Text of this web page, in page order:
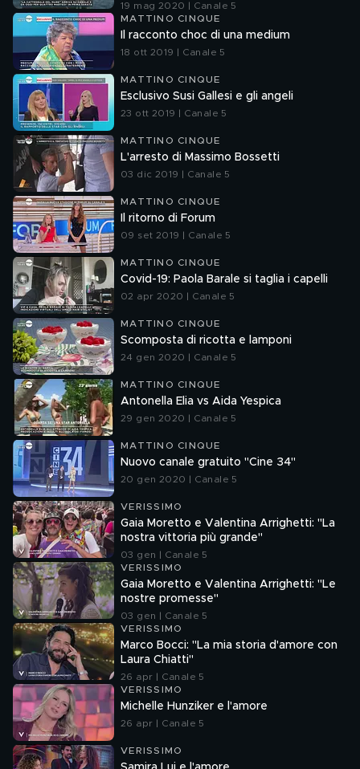
19 mag 2020 | Canale 5
MATTINO CINQUE
Il racconto choc di una medium
18 ott 2019 | Canale 5
MATTINO CINQUE
Esclusivo Susi Gallesi e gli angeli
23 ott 2019 | Canale 5
MATTINO CINQUE
L'arresto di Massimo Bossetti
03 dic 2019 | Canale 5
MATTINO CINQUE
Il ritorno di Forum
09 set 2019 | Canale 5
MATTINO CINQUE
Covid-19: Paola Barale si taglia i capelli
02 apr 2020 | Canale 5
MATTINO CINQUE
Scomposta di ricotta e lamponi
24 gen 2020 | Canale 5
MATTINO CINQUE
Antonella Elia vs Aida Yespica
29 gen 2020 | Canale 5
MATTINO CINQUE
Nuovo canale gratuito "Cine 34"
20 gen 2020 | Canale 5
VERISSIMO
Gaia Moretto e Valentina Arrighetti: "La
nostra vittoria più grande"
03 gen | Canale 5
VERISSIMO
Gaia Moretto e Valentina Arrighetti: "Le
nostre promesse"
03 gen | Canale 5
VERISSIMO
Marco Bocci: "La mia storia d'amore con
Laura Chiatti"
26 apr | Canale 5
VERISSIMO
Michelle Hunziker e l'amore
26 apr | Canale 5
VERISSIMO